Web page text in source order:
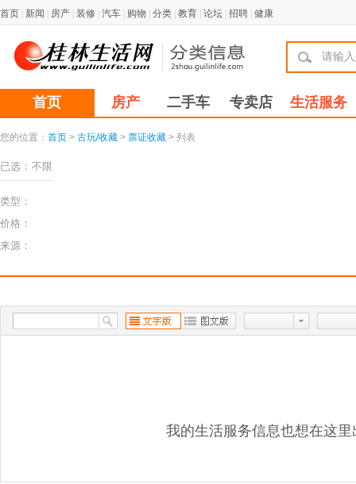
首页 新闻 房产 装修 汽车 购物 分类 教育 论坛 招聘 健康
首页 房产 二手车 专卖店 生活服务
您的位置： 首页 > 古玩/收藏 > 票证收藏 > 列表
已选： 不限
类型：
价格：
来源：
我的生活服务信息也想在这里